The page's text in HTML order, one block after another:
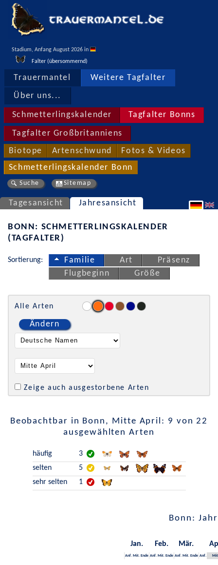
Stadium, Anfang August 2026 in
Falter (übersommernd)
Trauermantel Weitere Tagfalter
Über uns...
Schmetterlingskalender Tagfalter Bonns
Tagfalter Großbritanniens
Biotope Artenschwund Fotos & Videos
Schmetterlingskalender Bonn
Suche Sitemap
Tagesansicht Jahresansicht
BONN: SCHMETTERLINGSKALENDER
(TAGFALTER)
Sortierung: Familie Art
Präsenz
Flugbeginn
Größe
Alle Arten
Ändern
Zeige auch ausgestorbene Arten
Beobachtbar in Bonn, Mitte April: 9 von 22
ausgewählten Arten
häufig
3
selten
5
sehr selten
1
Bonn:
Jan. Feb. Mär.
Anf. Mit. Ende Anf. Mit. Ende Anf. Mit. Ende Anf.